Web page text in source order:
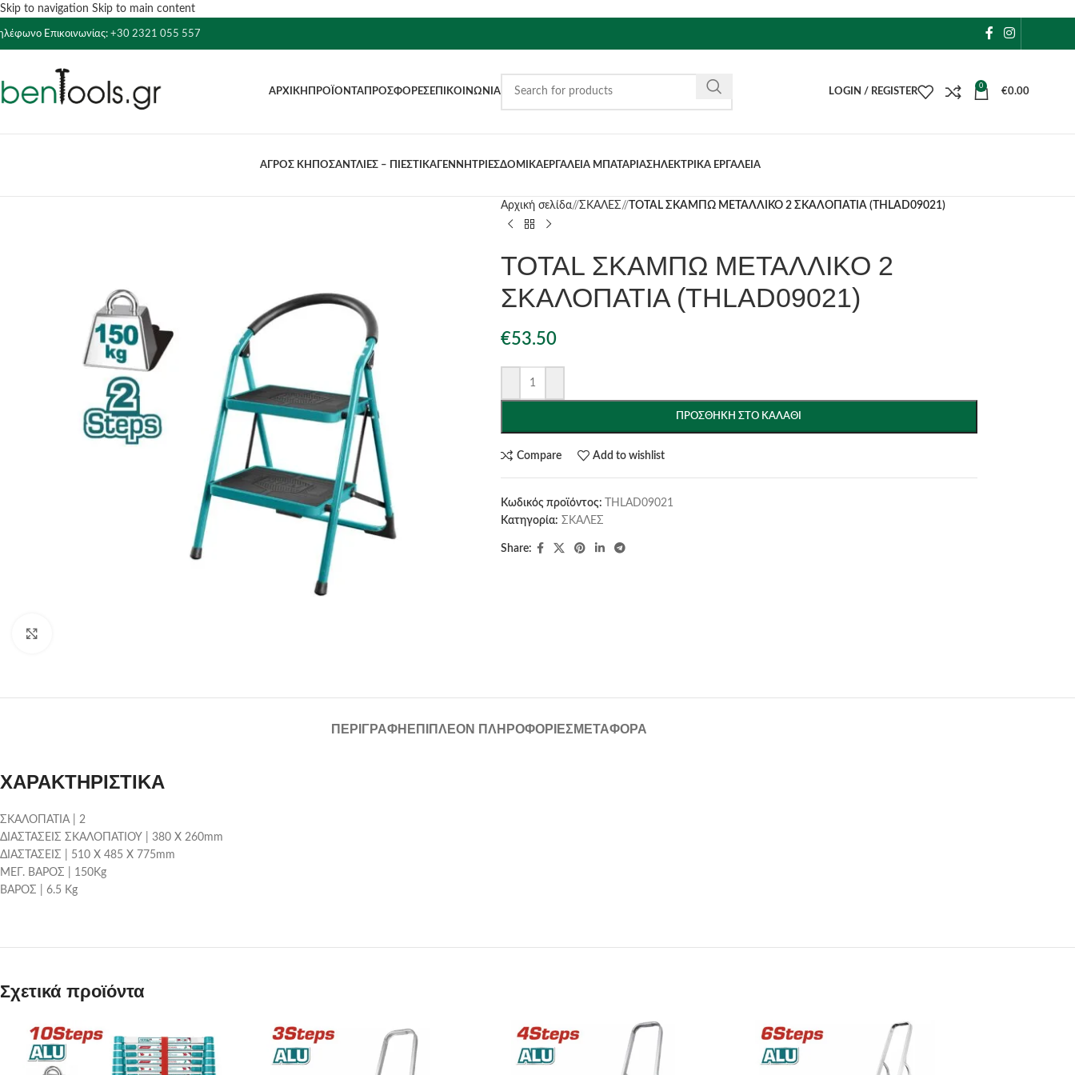
Skip to navigation Skip to main content
Επικοινωνίας: +30 2321 055 557
ΑΡΧΙΚΉ ΠΡΟΪΌΝΤΑ ΠΡΟΣΦΟΡΈΣΕΠΙΚΟΙΝΩΝΊΑ LOGIN / REGISTER
0
€0.00
ΑΓΡΟΣ ΚΗΠΟΣΑΝΤΛΙΕΣ – ΠΙΕΣΤΙΚΑ ΓΕΝΝΗΤΡΙΕΣΔΟΜΙΚΑΕΡΓΑΛΕΙΑ ΜΠΑΤΑΡΙΑΣΗΛΕΚΤΡΙΚΑ ΕΡΓΑΛΕΙΑ
Αρχική σελίδα/ ΣΚΑΛΕΣ/ TOTAL ΣΚΑΜΠΩ ΜΕΤΑΛΛΙΚΟ 2 ΣΚΑΛΟΠΑΤΙΑ (THLAD09021)
TOTAL ΣΚΑΜΠΩ ΜΕΤΑΛΛΙΚΟ 2
ΣΚΑΛΟΠΑΤΙΑ (THLAD09021)
€53.50
ΠΡΟΣΘΉΚΗ ΣΤΟ ΚΑΛΆΘΙ
Compare Add to wishlist
Κωδικός προϊόντος:
THLAD09021
Κατηγορία: ΣΚΑΛΕΣ
Share:
ΠΕΡΙΓΡΑΦΉ ΕΠΙΠΛΈΟΝ ΠΛΗΡΟΦΟΡΊΕΣ ΜΕΤΑΦΟΡΆ
ΧΑΡΑΚΤΗΡΙΣΤΙΚΑ
ΣΚΑΛΟΠΑΤΙΑ | 2
ΔΙΑΣΤΑΣΕΙΣ ΣΚΑΛΟΠΑΤΙΟΥ | 380 Χ 260mm
ΔΙΑΣΤΑΣΕΙΣ | 510 Χ 485 Χ 775mm
ΜΕΓ. ΒΑΡΟΣ | 150Kg
ΒΑΡΟΣ | 6.5 Kg
Σχετικά προϊόντα